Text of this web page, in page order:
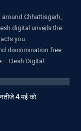
Chhattisgarh,
digital unveils the
you.
discrimination free
–Desh Digital
4 मई को